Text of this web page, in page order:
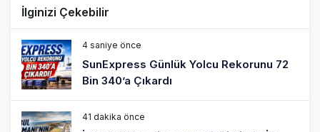
İlginizi Çekebilir
4 saniye önce
SunExpress Günlük Yolcu Rekorunu 72
Bin 340’a Çıkardı
41 dakika önce